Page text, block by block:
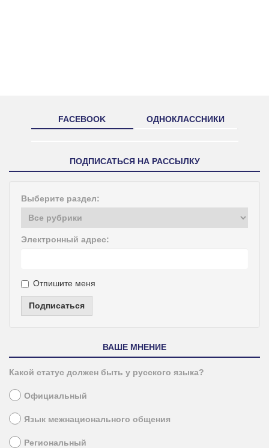
FACEBOOK ОДНОКЛАССНИКИ
ПОДПИСАТЬСЯ НА РАССЫЛКУ
Выберите раздел:
Электронный адрес:
Отпишите меня
Подписаться
ВАШЕ МНЕНИЕ
Какой статус должен быть у русского языка?
Официальный
Язык межнационального общения
Региональный